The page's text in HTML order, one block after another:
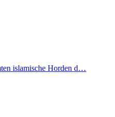
islamische Horden d…